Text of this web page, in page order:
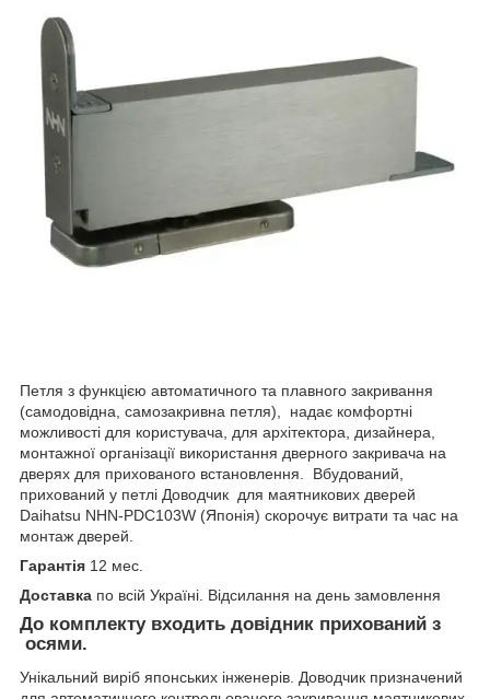
Петля з функцією автоматичного та плавного закривання
(самодовідна, самозакривна петля), надає комфортні
можливості для користувача, для архітектора, дизайнера,
монтажної організації використання дверного закривача на
дверях для прихованого встановлення. Вбудований,
прихований у петлі Доводчик для маятникових дверей
Daihatsu NHN-PDC103W (Японія) скорочує витрати та час на
монтаж дверей.
Гарантія 12 мес.
Доставка по всій Україні. Відсилання на день замовлення
До комплекту входить довідник прихований з
осями.
Унікальний виріб японських інженерів. Доводчик призначений